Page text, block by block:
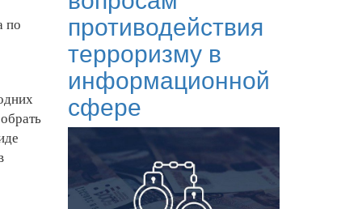
по противодействия
терроризму в
информационной
сфере